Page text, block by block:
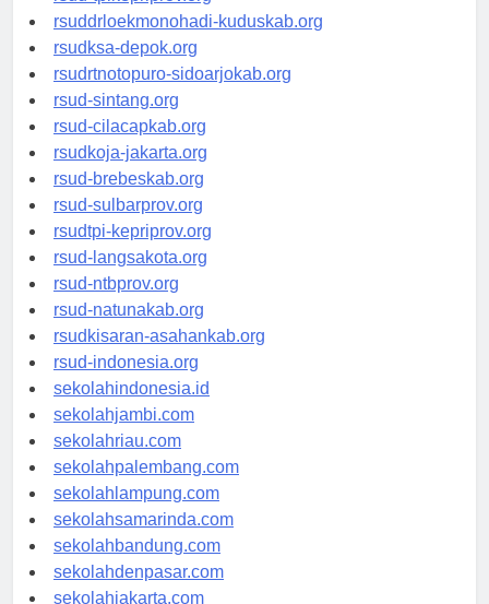
rsud-tpikepriprov.org
rsuddrloekmonohadi-kuduskab.org
rsudksa-depok.org
rsudrtnotopuro-sidoarjokab.org
rsud-sintang.org
rsud-cilacapkab.org
rsudkoja-jakarta.org
rsud-brebeskab.org
rsud-sulbarprov.org
rsudtpi-kepriprov.org
rsud-langsakota.org
rsud-ntbprov.org
rsud-natunakab.org
rsudkisaran-asahankab.org
rsud-indonesia.org
sekolahindonesia.id
sekolahjambi.com
sekolahriau.com
sekolahpalembang.com
sekolahlampung.com
sekolahsamarinda.com
sekolahbandung.com
sekolahdenpasar.com